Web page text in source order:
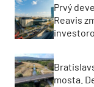
Prvý
Reavis
mosta.